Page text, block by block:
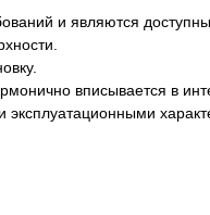
и являются
вписывается в